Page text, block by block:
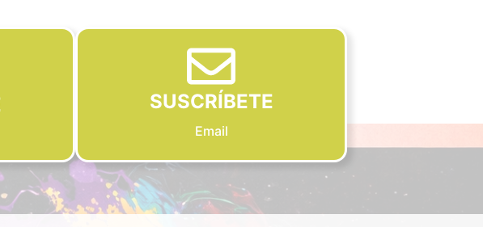
SUSCRÍBETE
Email